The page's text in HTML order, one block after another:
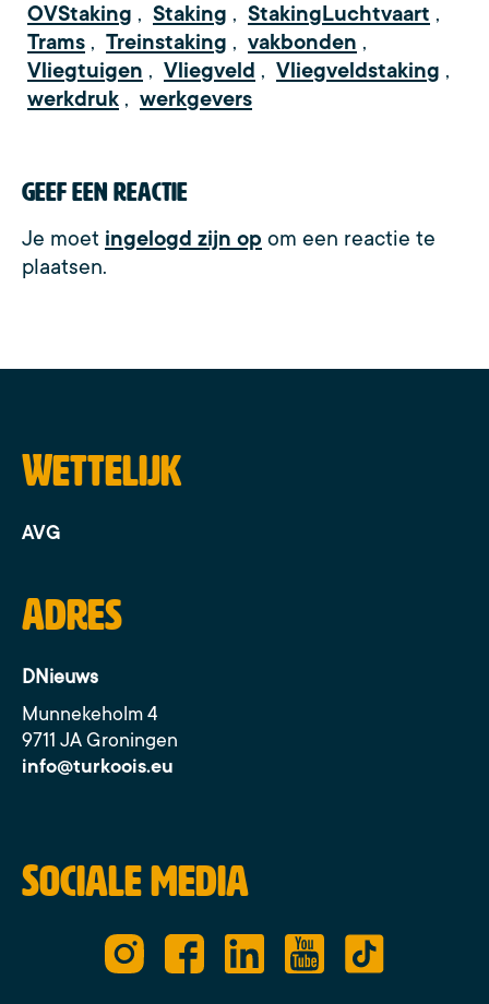
OVStaking , Staking , StakingLuchtvaart ,
Trams , Treinstaking , vakbonden ,
Vliegtuigen , Vliegveld , Vliegveldstaking ,
werkdruk , werkgevers
Geef een reactie
Je moet ingelogd zijn op om een reactie te
plaatsen.
Wettelijk
AVG
Adres
DNieuws
Munnekeholm 4
9711 JA Groningen
info@turkoois.eu
Sociale media